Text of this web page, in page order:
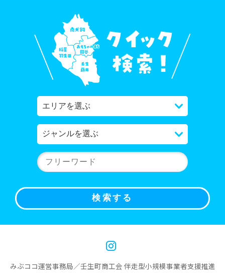
みぶココ運営事務局／壬生町商工会 伴走型小規模事業者支援推進